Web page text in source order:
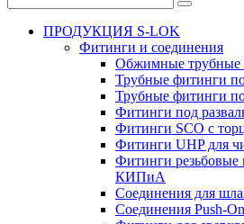
ПРОДУКЦИЯ S-LOK
Фитинги и соединения
Обжимные трубные
Трубные фитинги
Трубные фитинги
Фитинги под
Фитинги SCO с
Фитинги UHP для
Фитинги резьбовые
КИПиА
Соединения для
Соединения Push-